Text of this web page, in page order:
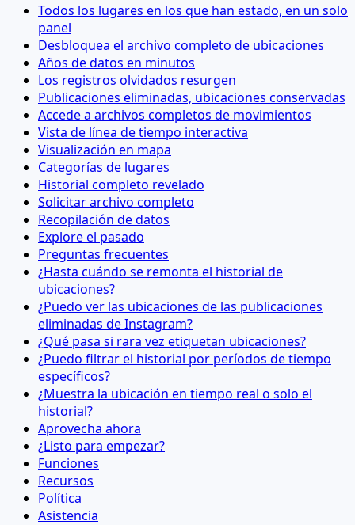
Todos los lugares en los que han estado, en un solo
panel
Desbloquea el archivo completo de ubicaciones
Años de datos en minutos
Los registros olvidados resurgen
Publicaciones eliminadas, ubicaciones conservadas
Accede a archivos completos de movimientos
Vista de línea de tiempo interactiva
Visualización en mapa
Categorías de lugares
Historial completo revelado
Solicitar archivo completo
Recopilación de datos
Explore el pasado
Preguntas frecuentes
¿Hasta cuándo se remonta el historial de
ubicaciones?
¿Puedo ver las ubicaciones de las publicaciones
eliminadas de Instagram?
¿Qué pasa si rara vez etiquetan ubicaciones?
¿Puedo filtrar el historial por períodos de tiempo
específicos?
¿Muestra la ubicación en tiempo real o solo el
historial?
Aprovecha ahora
¿Listo para empezar?
Funciones
Recursos
Política
Asistencia